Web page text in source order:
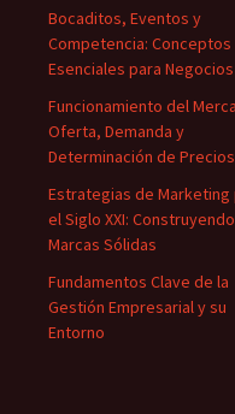
Bocaditos, Eventos y
Competencia: Conceptos
Esenciales para Negocios
Funcionamiento del
Oferta, Demanda y
Determinación de Precios
Estrategias de Marketing
el Siglo XXI: Construyendo
Marcas Sólidas
Fundamentos Clave de la
Gestión Empresarial y su
Entorno